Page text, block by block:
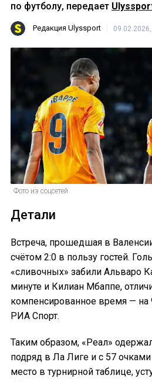
по футболу, передает
Редакция Ulyssport
Фото из соцсетей
Детали
Встреча, прошедшая в
счётом 2:0 в пользу гостей.
«сливочных» забили Альваро
минуте и Килиан Мбаппе,
компенсированное время — на
РИА Спорт.
Таким образом, «Реал»
подряд в Ла Лиге и с 57
место в турнирной таблице,